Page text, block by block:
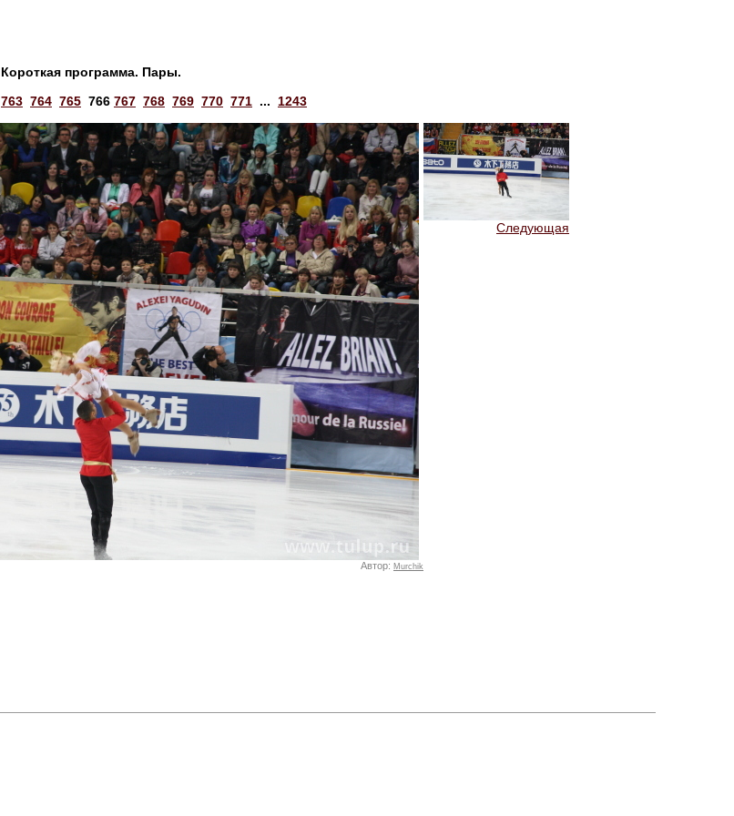
Короткая программа. Пары.
763 764 765 766 767 768 769 770 771 ... 1243
Автор: Murchik
Следующая